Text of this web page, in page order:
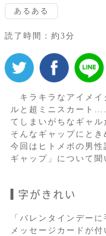
あるある
読了時間：約3分
キラキラなアイメイ
ルと超ミニスカート
てしまいがちなギャル
そんなギャップにとき
今回はヒトメボの男
ギャップ」について聞
字がきれい
「バレンタインデー
メッセージカードが